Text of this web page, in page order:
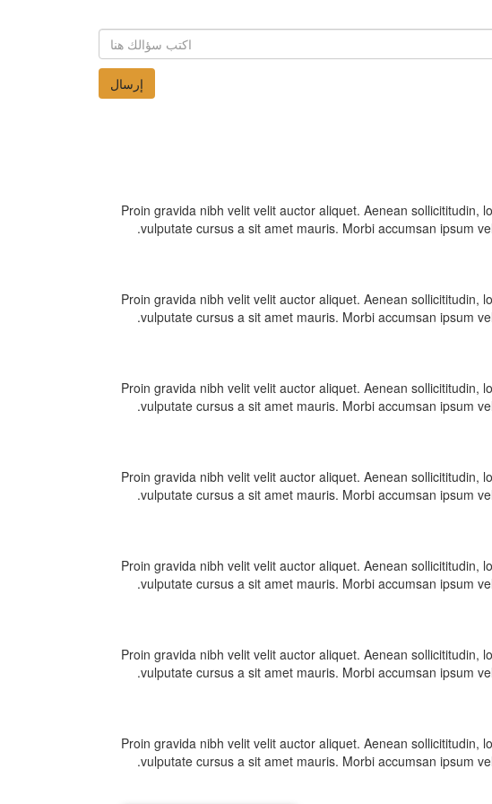
Proin gravida nibh velit velit auctor aliquet. Aenean sollicititudin,
vulputate cursus a sit amet mauris. Morbi accumsan ipsum
Proin gravida nibh velit velit auctor aliquet. Aenean sollicititudin,
vulputate cursus a sit amet mauris. Morbi accumsan ipsum
Proin gravida nibh velit velit auctor aliquet. Aenean sollicititudin,
vulputate cursus a sit amet mauris. Morbi accumsan ipsum
Proin gravida nibh velit velit auctor aliquet. Aenean sollicititudin,
vulputate cursus a sit amet mauris. Morbi accumsan ipsum
Proin gravida nibh velit velit auctor aliquet. Aenean sollicititudin,
vulputate cursus a sit amet mauris. Morbi accumsan ipsum
Proin gravida nibh velit velit auctor aliquet. Aenean sollicititudin,
vulputate cursus a sit amet mauris. Morbi accumsan ipsum
Proin gravida nibh velit velit auctor aliquet. Aenean sollicititudin,
vulputate cursus a sit amet mauris. Morbi accumsan ipsum